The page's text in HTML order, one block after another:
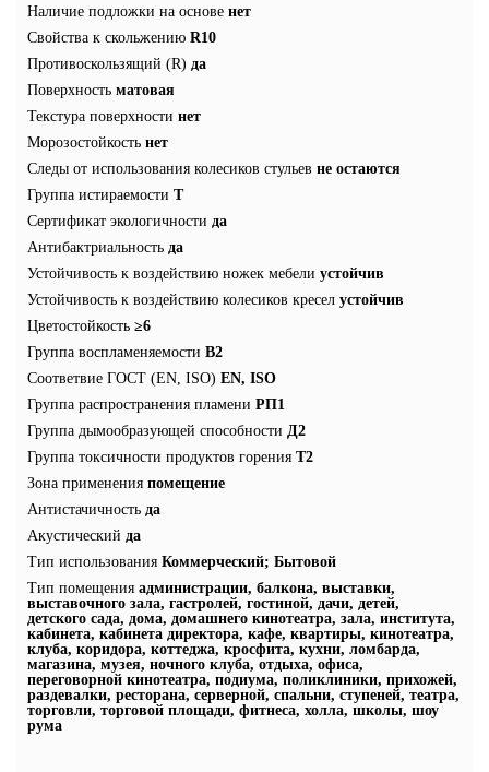
Наличие подложки на основе нет
Свойства к скольжению R10
Противоскользящий (R) да
Поверхность матовая
Текстура поверхности нет
Морозостойкость нет
Следы от использования колесиков стульев не остаются
Группа истираемости T
Сертификат экологичности да
Антибактриальность да
Устойчивость к воздействию ножек мебели устойчив
Устойчивость к воздействию колесиков кресел устойчив
Цветостойкость ≥6
Группа воспламеняемости В2
Соответвие ГОСТ (EN, ISO) EN, ISO
Группа распространения пламени РП1
Группа дымообразующей способности Д2
Группа токсичности продуктов горения Т2
Зона применения помещение
Антистачичность да
Акустический да
Тип использования Коммерческий; Бытовой
Тип помещения администрации, балкона, выставки,
выставочного зала, гастролей, гостиной, дачи, детей,
детского сада, дома, домашнего кинотеатра, зала, института,
кабинета, кабинета директора, кафе, квартиры, кинотеатра,
клуба, коридора, коттеджа, кросфита, кухни, ломбарда,
магазина, музея, ночного клуба, отдыха, офиса,
переговорной кинотеатра, подиума, поликлиники, прихожей,
раздевалки, ресторана, серверной, спальни, ступеней, театра,
торговли, торговой площади, фитнеса, холла, школы, шоу
рума